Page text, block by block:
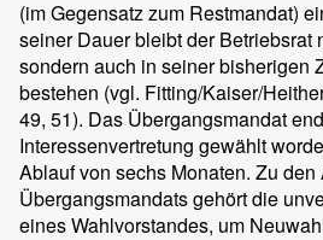
(im Gegensatz zum Restmandat)
seiner Dauer bleibt der Betriebsrat
sondern auch in seiner bisherigen
bestehen (vgl. Fitting/Kaiser/
49, 51). Das Übergangsmandat
Interessenvertretung gewählt
Ablauf von sechs Monaten. Zu
Übergangsmandats gehört die
eines Wahlvorstandes, um